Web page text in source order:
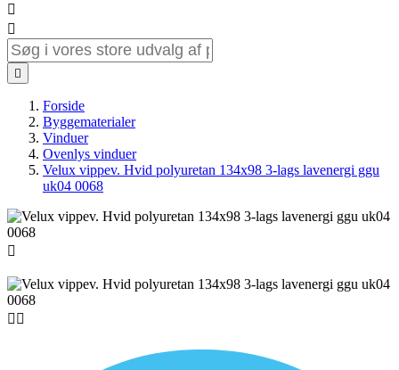



Forside
Byggematerialer
Vinduer
Ovenlys vinduer
Velux vippev. Hvid polyuretan 134x98 3-lags lavenergi ggu
uk04 0068

 